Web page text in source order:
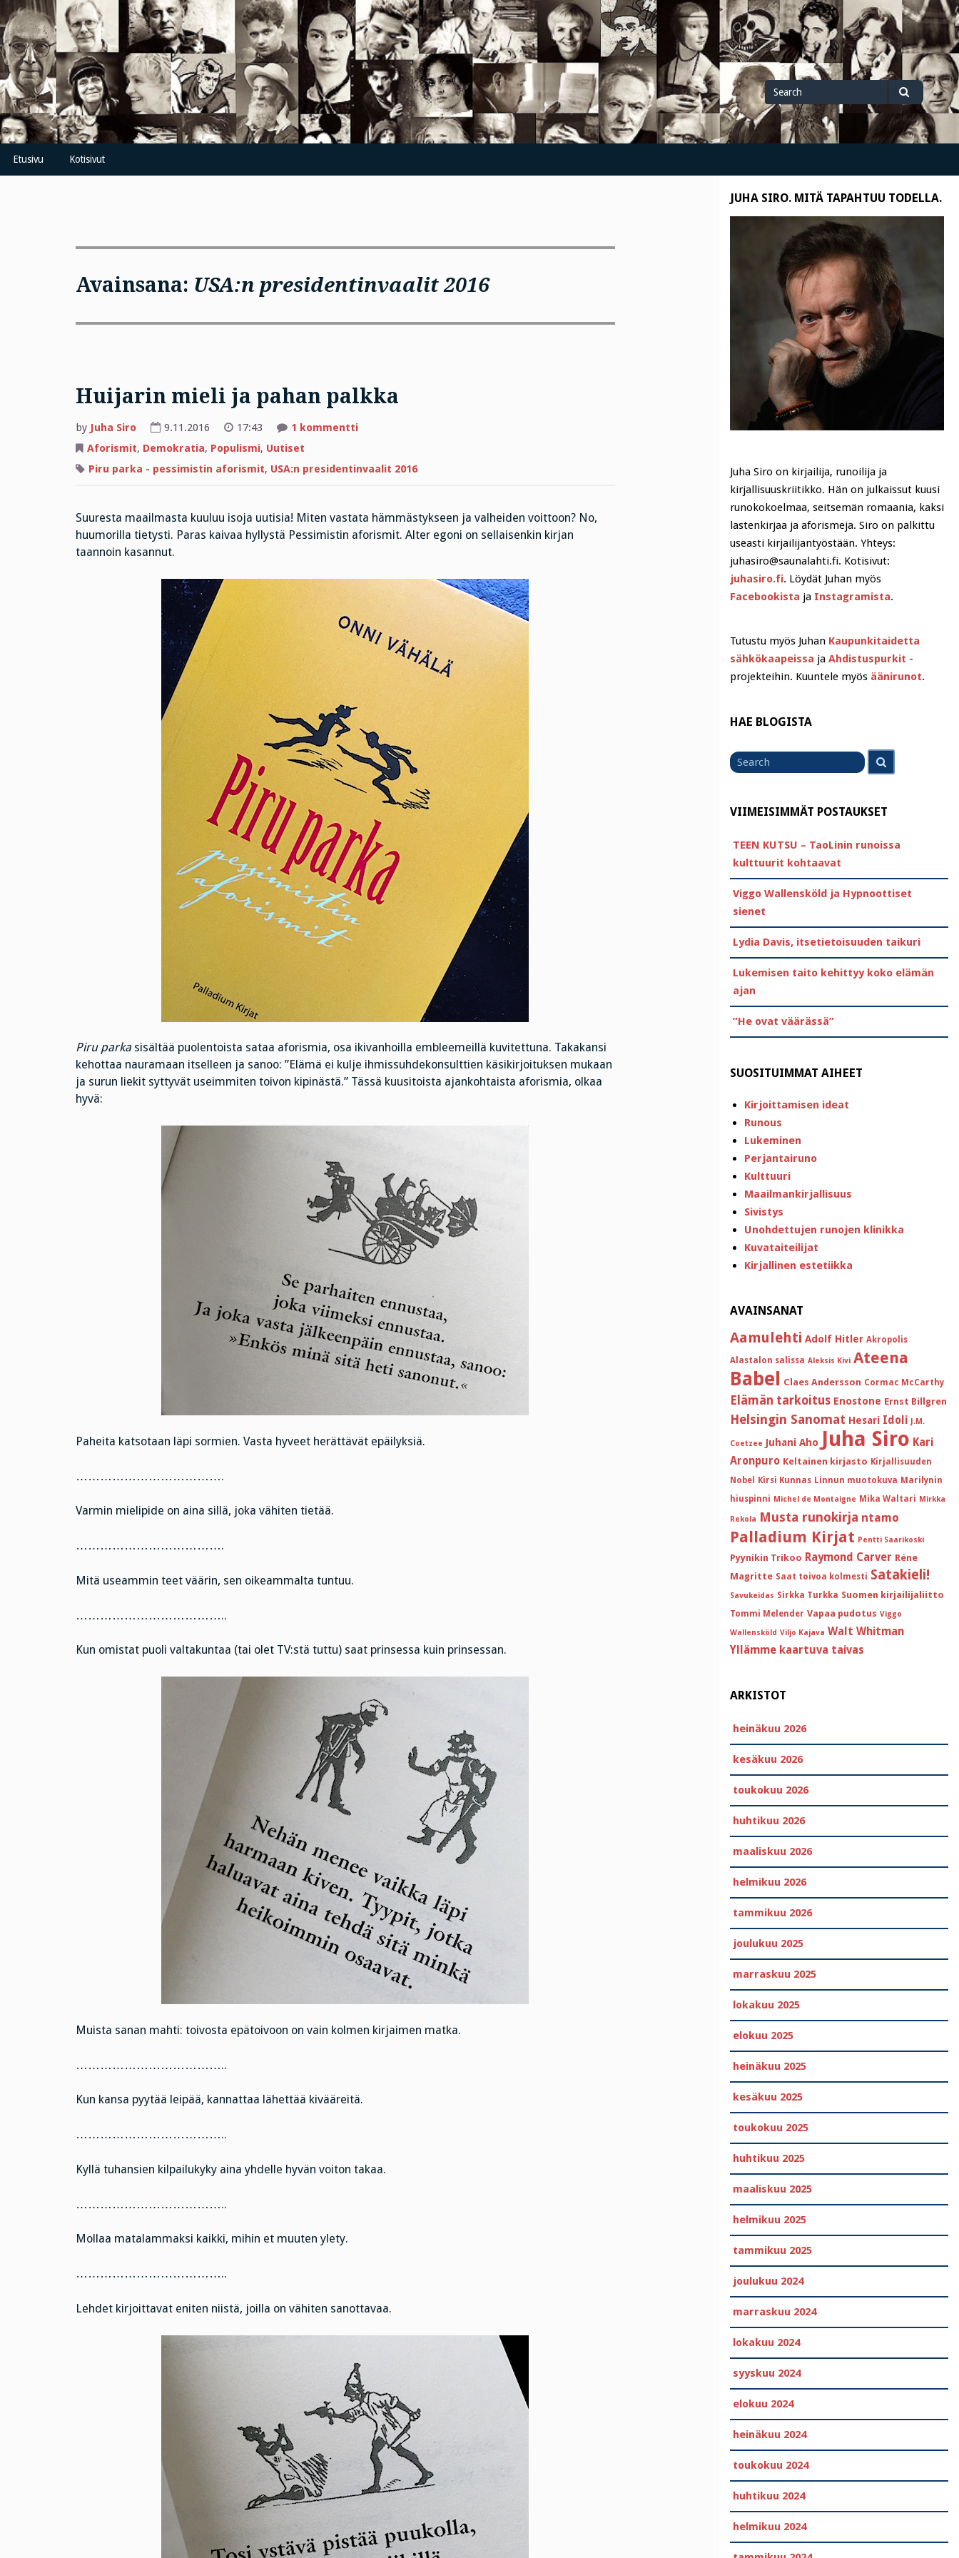
Skip
to
content
Search
for
Search
Etusivu Kotisivut
Avainsana: USA:n presidentinvaalit 2016
Huijarin mieli ja pahan palkka
by Juha Siro 9.11.2016 17:43 1 kommenttiartikkeliin
pahan
palkka
Aforismit, Demokratia, Populismi, Uutiset
Piru parka - pessimistin aforismit, USA:n presidentinvaalit 2016
Suuresta maailmasta kuuluu isoja uutisia! Miten vastata hämmästykseen ja valheiden voittoon? No,
huumorilla tietysti. Paras kaivaa hyllystä Pessimistin aforismit. Alter egoni on sellaisenkin kirjan
taannoin kasannut.
Piru parkasisältää puolentoista sataa aforismia, osa ikivanhoilla embleemeillä kuvitettuna. Takakansi
kehottaa nauramaan itselleen ja sanoo: ”Elämä ei kulje ihmissuhdekonsulttien käsikirjoituksen mukaan
ja surun liekit syttyvät useimmiten toivon kipinästä.” Tässä kuusitoista ajankohtaista aforismia, olkaa
hyvä:
Paheita katsotaan läpi sormien. Vasta hyveet herättävät epäilyksiä.
……………………………….
Varmin mielipide on aina sillä, joka vähiten tietää.
……………………………….
Mitä useammin teet väärin, sen oikeammalta tuntuu.
………………………………..
Kun omistat puoli valtakuntaa (tai olet TV:stä tuttu) saat prinsessa kuin prinsessan.
Muista sanan mahti: toivosta epätoivoon on vain kolmen kirjaimen matka.
………………………………..
Kun kansa pyytää leipää, kannattaa lähettää kivääreitä.
………………………………..
Kyllä tuhansien kilpailukyky aina yhdelle hyvän voiton takaa.
………………………………..
Mollaa matalammaksi kaikki, mihin et muuten ylety.
………………………………..
Lehdet kirjoittavat eniten niistä, joilla on vähiten sanottavaa.
JUHA SIRO. MITÄ TAPAHTUU TODELLA.
Juha Siro on kirjailija, runoilija ja
kirjallisuuskriitikko. Hän on julkaissut kuusi
runokokoelmaa, seitsemän romaania, kaksi
lastenkirjaa ja aforismeja. Siro on palkittu
useasti kirjailijantyöstään. Yhteys:
juhasiro@saunalahti.fi. Kotisivut:
juhasiro.fi. Löydät Juhan myös
Facebookista ja Instagramista.
Tutustu myös Juhan Kaupunkitaidetta
sähkökaapeissa ja Ahdistuspurkit -
projekteihin. Kuuntele myös äänirunot.
HAE BLOGISTA
for
VIIMEISIMMÄT POSTAUKSET
TEEN KUTSU – TaoLinin runoissa
kulttuurit kohtaavat
Viggo Wallensköld ja Hypnoottiset
sienet
Lydia Davis, itsetietoisuuden taikuri
Lukemisen taito kehittyy koko elämän
ajan
”He ovat väärässä”
SUOSITUIMMAT AIHEET
Kirjoittamisen ideat
Runous
Lukeminen
Perjantairuno
Kulttuuri
Maailmankirjallisuus
Sivistys
Unohdettujen runojen klinikka
Kuvataiteilijat
Kirjallinen estetiikka
AVAINSANAT
Aamulehti Adolf Hitler Akropolis
Alastalon salissa Aleksis Kivi Ateena
Babel Claes Andersson Cormac McCarthy
Elämän tarkoitus Enostone Ernst Billgren
Helsingin Sanomat Hesari Idoli J.M.
Coetzee Juhani Aho Juha Siro Kari
Aronpuro Keltainen kirjasto Kirjallisuuden
Nobel
Kirsi Kunnas Linnun muotokuva Marilynin
hiuspinni Michel de Montaigne Mika Waltari Mirkka
Rekola Musta runokirja ntamo
Palladium Kirjat Pentti Saarikoski
Pyynikin Trikoo Raymond Carver Réne
Magritte Saat toivoa kolmesti Satakieli!
Savukeidas Sirkka Turkka Suomen kirjailijaliitto
Tommi Melender Vapaa pudotus Viggo
Wallensköld Viljo Kajava Walt Whitman
Yllämme kaartuva taivas
ARKISTOT
heinäkuu 2026
kesäkuu 2026
toukokuu 2026
huhtikuu 2026
maaliskuu 2026
helmikuu 2026
tammikuu 2026
joulukuu 2025
marraskuu 2025
lokakuu 2025
elokuu 2025
heinäkuu 2025
kesäkuu 2025
toukokuu 2025
huhtikuu 2025
maaliskuu 2025
helmikuu 2025
tammikuu 2025
joulukuu 2024
marraskuu 2024
lokakuu 2024
syyskuu 2024
elokuu 2024
heinäkuu 2024
toukokuu 2024
huhtikuu 2024
helmikuu 2024